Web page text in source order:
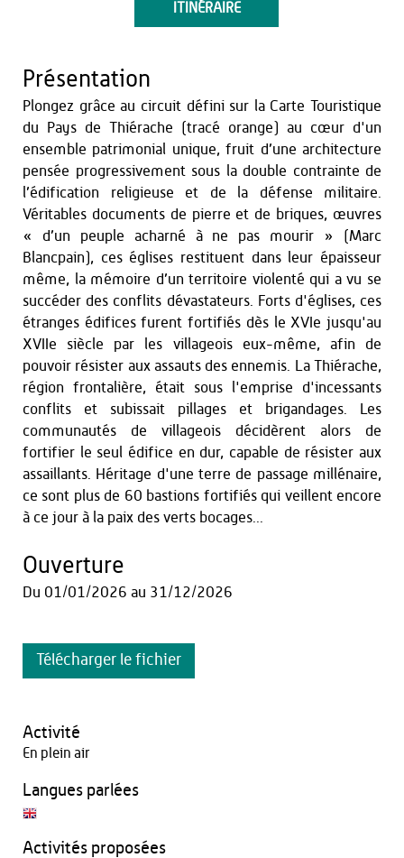
ITINÉRAIRE
Présentation
Plongez grâce au circuit défini sur la Carte Touristique
du Pays de Thiérache (tracé orange) au cœur d'un
ensemble patrimonial unique, fruit d’une architecture
pensée progressivement sous la double contrainte de
l’édification religieuse et de la défense militaire.
Véritables documents de pierre et de briques, œuvres
« d’un peuple acharné à ne pas mourir » (Marc
Blancpain), ces églises restituent dans leur épaisseur
même, la mémoire d’un territoire violenté qui a vu se
succéder des conflits dévastateurs. Forts d'églises, ces
étranges édifices furent fortifiés dès le XVIe jusqu'au
XVIIe siècle par les villageois eux-même, afin de
pouvoir résister aux assauts des ennemis. La Thiérache,
région frontalière, était sous l'emprise d'incessants
conflits et subissait pillages et brigandages. Les
communautés de villageois décidèrent alors de
fortifier le seul édifice en dur, capable de résister aux
assaillants. Héritage d'une terre de passage millénaire,
ce sont plus de 60 bastions fortifiés qui veillent encore
à ce jour à la paix des verts bocages...
Ouverture
Du 01/01/2026 au 31/12/2026
Télécharger le fichier
Activité
En plein air
Langues parlées
Activités proposées